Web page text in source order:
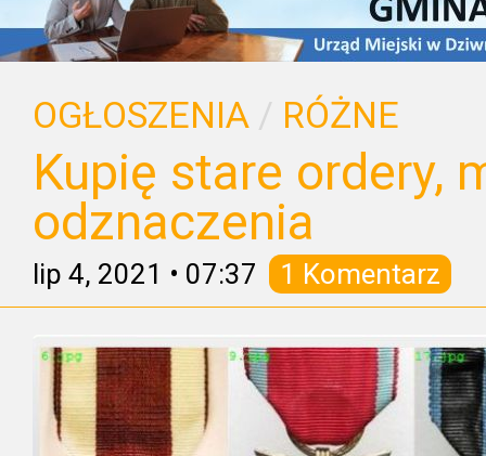
OGŁOSZENIA / RÓŻNE
Kupię stare ordery,
odznaczenia
lip 4, 2021 • 07:37 1 Komentarz